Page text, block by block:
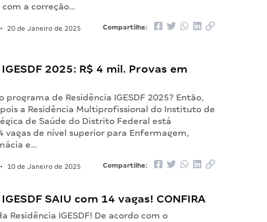
a correção…
• 20 de Janeiro de 2025 Compartilhe:
2025: R$ 4 mil. Provas em
programa de Residência IGESDF 2025? Então,
a Residência Multiprofissional do Instituto de
de Saúde do Distrito Federal está
vagas de nível superior para Enfermagem,
e…
• 10 de Janeiro de 2025 Compartilhe:
SAIU com 14 vagas! CONFIRA
Residência IGESDF! De acordo com o